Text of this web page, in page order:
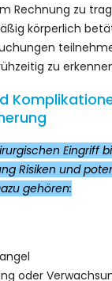
Rechnung zu
körperlich
zu
Eingriff
Risiken und
gehören:
oder